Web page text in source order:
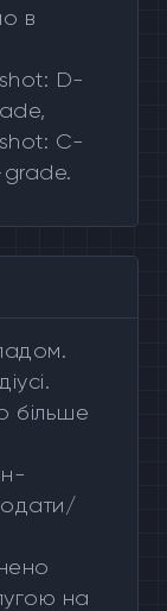
в
D-
C-
більше
на